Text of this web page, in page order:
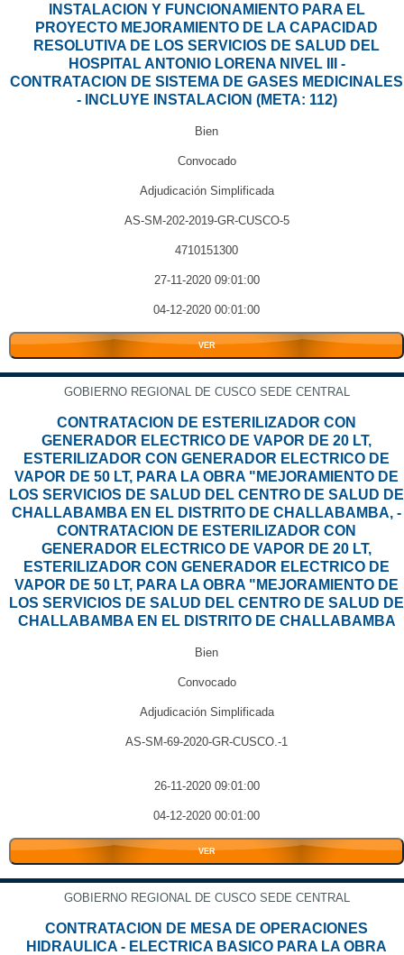
INSTALACION Y FUNCIONAMIENTO PARA EL
PROYECTO MEJORAMIENTO DE LA CAPACIDAD
RESOLUTIVA DE LOS SERVICIOS DE SALUD DEL
HOSPITAL ANTONIO LORENA NIVEL III -
CONTRATACION DE SISTEMA DE GASES MEDICINALES
- INCLUYE INSTALACION (META: 112)
Bien
Convocado
Adjudicación Simplificada
AS-SM-202-2019-GR-CUSCO-5
4710151300
27-11-2020 09:01:00
04-12-2020 00:01:00
VER
GOBIERNO REGIONAL DE CUSCO SEDE CENTRAL
CONTRATACION DE ESTERILIZADOR CON
GENERADOR ELECTRICO DE VAPOR DE 20 LT,
ESTERILIZADOR CON GENERADOR ELECTRICO DE
VAPOR DE 50 LT, PARA LA OBRA "MEJORAMIENTO DE
LOS SERVICIOS DE SALUD DEL CENTRO DE SALUD DE
CHALLABAMBA EN EL DISTRITO DE CHALLABAMBA, -
CONTRATACION DE ESTERILIZADOR CON
GENERADOR ELECTRICO DE VAPOR DE 20 LT,
ESTERILIZADOR CON GENERADOR ELECTRICO DE
VAPOR DE 50 LT, PARA LA OBRA "MEJORAMIENTO DE
LOS SERVICIOS DE SALUD DEL CENTRO DE SALUD DE
CHALLABAMBA EN EL DISTRITO DE CHALLABAMBA
Bien
Convocado
Adjudicación Simplificada
AS-SM-69-2020-GR-CUSCO.-1
26-11-2020 09:01:00
04-12-2020 00:01:00
VER
GOBIERNO REGIONAL DE CUSCO SEDE CENTRAL
CONTRATACION DE MESA DE OPERACIONES
HIDRAULICA - ELECTRICA BASICO PARA LA OBRA